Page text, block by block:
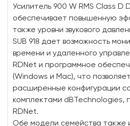
Усилитель 900 W RMS Class D
обеспечивает повышенную
также уровни звукового
SUB 918 дает возможность
времени и удаленного
RDNet и программное
(Windows и Mac), что
расширенные конфигурации
комплектами
RDNet.
Обе модели семейства также